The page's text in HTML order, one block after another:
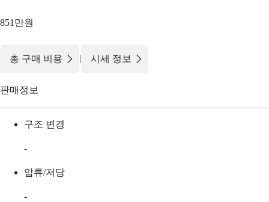
851만원
총 구매 비용 | 시세 정보
판매정보
구조 변경
-
압류/저당
-